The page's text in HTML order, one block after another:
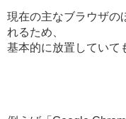
現在の主なブラウザの
れるため、
基本的に放置していて